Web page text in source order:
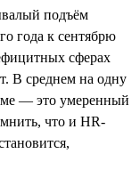
подъём
года к сентябрю
сферах
В среднем на одну
— это умеренный
что и HR-